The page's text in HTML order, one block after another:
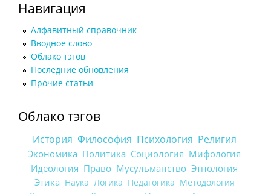
Навигация
Алфавитный справочник
Вводное слово
Облако тэгов
Последние обновления
Прочие статьи
Облако тэгов
История Философия Психология Религия
Экономика Политика Социология Мифология
Идеология Право Мусульманство Этнология
Этика Наука Логика Педагогика Методология